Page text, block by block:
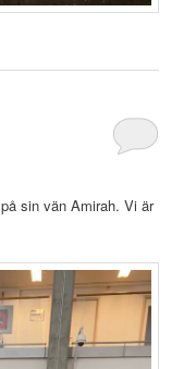
sin vän Amirah. Vi är